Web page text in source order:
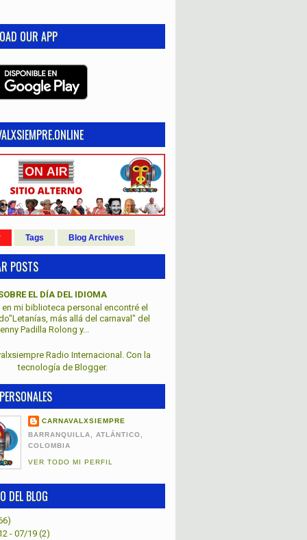
OUR APP
Tags Blog Archives
POSTS
EL DÍA DEL IDIOMA
mi biblioteca personal encontré el
más allá del carnaval" del
Padilla Rolong y...
Radio Internacional. Con la
tecnología de Blogger.
CARNAVALXSIEMPRE
BARRANQUILLA, ATLÁNTICO,
COLOMBIA
VER TODO MI PERFIL
DEL BLOG
- 07/19 (2)